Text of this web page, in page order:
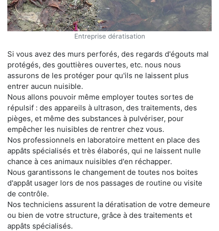
Entreprise dératisation
Si vous avez des murs perforés, des regards d'égouts mal
protégés, des gouttières ouvertes, etc. nous nous
assurons de les protéger pour qu'ils ne laissent plus
entrer aucun nuisible.
Nous allons pouvoir même employer toutes sortes de
répulsif : des appareils à ultrason, des traitements, des
pièges, et même des substances à pulvériser, pour
empêcher les nuisibles de rentrer chez vous.
Nos professionnels en laboratoire mettent en place des
appâts spécialisés et très élaborés, qui ne laissent nulle
chance à ces animaux nuisibles d'en réchapper.
Nous garantissons le changement de toutes nos boites
d'appât usager lors de nos passages de routine ou visite
de contrôle.
Nos techniciens assurent la dératisation de votre demeure
ou bien de votre structure, grâce à des traitements et
appâts spécialisés.